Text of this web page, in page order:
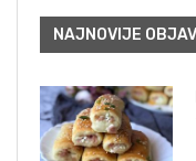
NAJNOVIJE